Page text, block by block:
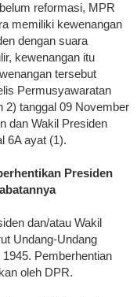
reformasi, MPR
memiliki kewenangan
dengan suara
kewenangan itu
tersebut
Permusyawaratan
2) tanggal 09 November
dan Wakil Presiden
6A ayat (1).
Presiden
dan/atau Wakil
Undang-Undang
Pemberhentian
oleh DPR.